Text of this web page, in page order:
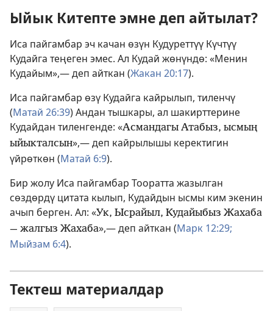
Ыйык Китепте эмне деп айтылат?
Иса пайгамбар эч качан өзүн Кудуреттүү Күчтүү
Кудайга теңеген эмес. Ал Кудай жөнүндө: «Менин
Кудайым»,— деп айткан (Жакан 20:17).
Иса пайгамбар өзү Кудайга кайрылып, тиленчү
(Матай 26:39) Андан тышкары, ал шакирттерине
Кудайдан тиленгенде: «Асмандагы Атабыз, ысмың
ыйыкталсын»,— деп кайрылышы керектигин
үйрөткөн (Матай 6:9).
Бир жолу Иса пайгамбар Тооратта жазылган
сөздөрдү цитата кылып, Кудайдын ысмы ким экенин
ачып берген. Ал: «Ук, Ысрайыл, Кудайыбыз Жахаба
— жалгыз Жахаба»,— деп айткан (Марк 12:29;
Мыйзам 6:4).
Тектеш материалдар